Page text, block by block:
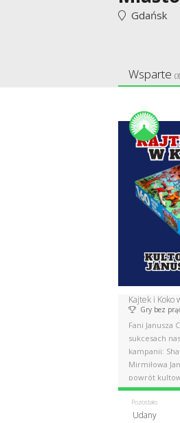
Gdańsk
Wsparte (3)
Kajtek i Koko
Gry bez
Fani Janusza
sukcesach
kampanii:
Mirmiłowa
powrót
w kosmosie
Pozostało
Udany